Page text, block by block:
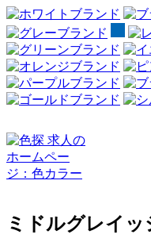
ミドルグレイッ